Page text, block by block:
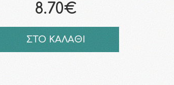
8.70€
ΣΤΟ ΚΑΛΑΘΙ